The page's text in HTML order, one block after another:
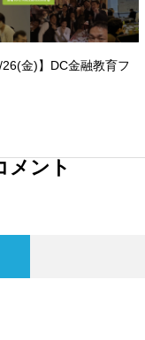
金)】DC金融教育フ
メント